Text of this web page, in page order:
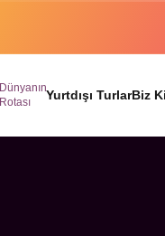
Dünyanın
Rotası
Yurtdışı TurlarBiz